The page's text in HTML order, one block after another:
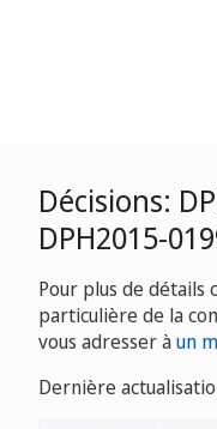
Décisions:
DPH2015-
Pour plus de détails
particulière de la
vous adresser àun
Dernière